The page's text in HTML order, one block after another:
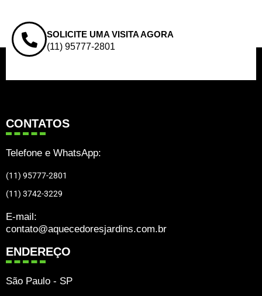
SOLICITE UMA VISITA AGORA
(11) 95777-2801
CONTATOS
Telefone e WhatsApp:
(11) 95777-2801
(11) 3742-3229
E-mail:
contato@aquecedoresjardins.com.br
ENDEREÇO
São Paulo - SP